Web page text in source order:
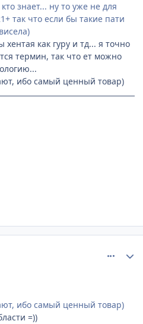
знает... ну то уже не для
так что если бы такие пати
как гуру и тд... я точно
термин, так что ет можно
ибо самый ценный товар)
ибо самый ценный товар)
=))